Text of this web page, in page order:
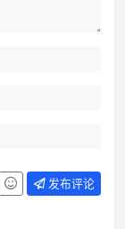
发布评论